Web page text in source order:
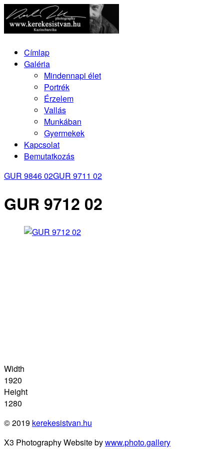
Címlap
Galéria
Mindennapi élet
Portrék
Érzelem
Vallás
Munkában
Gyermekek
Kapcsolat
Bemutatkozás
GUR 9846 02GUR 9711 02
GUR 9712 02
Width
1920
Height
1280
© 2019 kerekesistvan.hu
X3 Photography Website bywww.photo.gallery